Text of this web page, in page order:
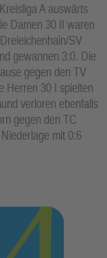
A auswärts
Damen 30 II waren
SV
gewannen 3:0. Die
gegen den TV
Herren 30 I spielten
verloren ebenfalls
gegen den TC
mit 0:6